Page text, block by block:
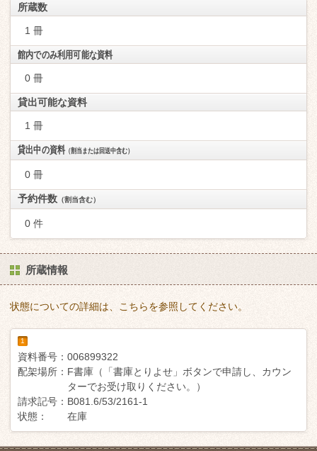
所蔵数
1 冊
館内でのみ利用可能な資料
0 冊
貸出可能な資料
1 冊
貸出中の資料（割当または回送中含む）
0 冊
予約件数 （割当含む）
0 件
所蔵情報
状態についての詳細は、こちらを参照してください。
1
資料番号： 006899322
配架場所： F書庫（「書庫とりよせ」ボタンで申請し、カウン
ターでお受け取りください。）
請求記号： B081.6/53/2161-1
状態：
在庫